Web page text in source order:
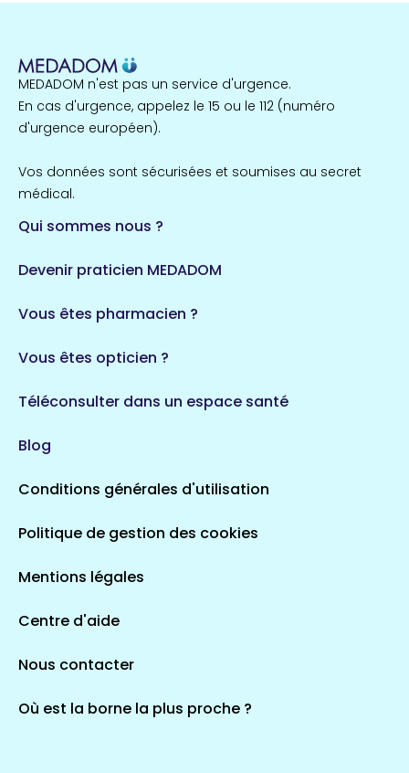
MEDADOM n'est pas un service d'urgence.
En cas d'urgence, appelez le 15 ou le 112 (numéro
d'urgence européen).
Vos données sont sécurisées et soumises au secret
médical.
Qui sommes nous ?
Devenir praticien MEDADOM
Vous êtes pharmacien ?
Vous êtes opticien ?
Téléconsulter dans un espace santé
Blog
Conditions générales d'utilisation
Politique de gestion des cookies
Mentions légales
Centre d'aide
Nous contacter
Où est la borne la plus proche ?